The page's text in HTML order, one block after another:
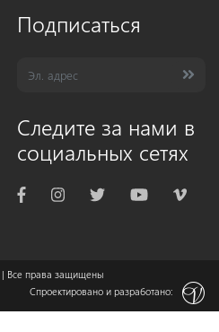
Подписаться
Следите за нами в
социальных сетях
| Все права защищены
Спроектировано и разработано: